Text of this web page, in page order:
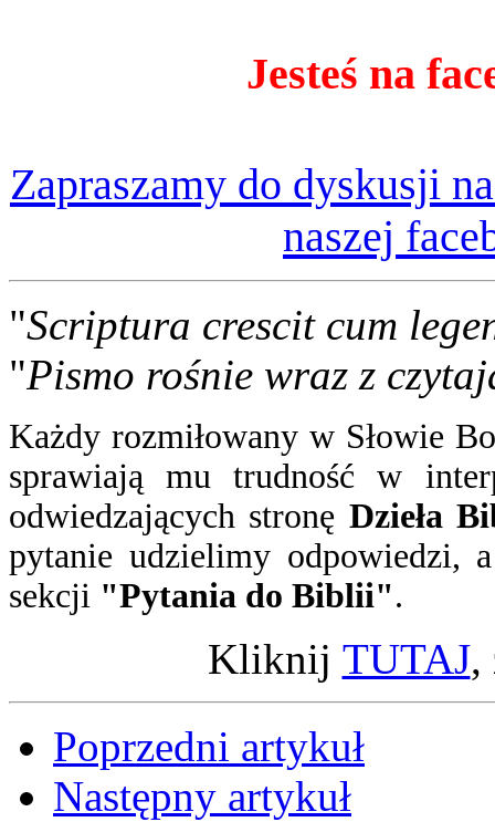
Jesteś na
Zapraszamy do dyskusji
naszej
"Scriptura crescit cum
"Pismo rośnie wraz z
Każdy rozmiłowany w Słowie
sprawiają mu trudność w
odwiedzających stronę Dzieła
pytanie udzielimy odpowiedzi,
sekcji "Pytania do Biblii".
Kliknij TUTAJ,
Poprzedni artykuł
Następny artykuł